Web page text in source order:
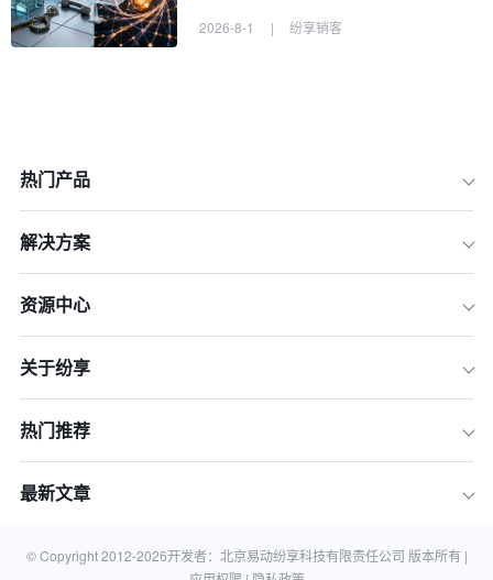
一、AI商机赢率预测——从“广撒网”到
二、AI驱动的销售流程自动化——让重
访纪要与销售周报
忘的“销售管家”
关于纷享销客AI的常见问题 (FAQ)
2026-8-1 | 纷享销客
热门产品
解决方案
资源中心
关于纷享
热门推荐
最新文章
© Copyright 2012-2026开发者：北京易动纷享科技有限责任公司 版本所有 |